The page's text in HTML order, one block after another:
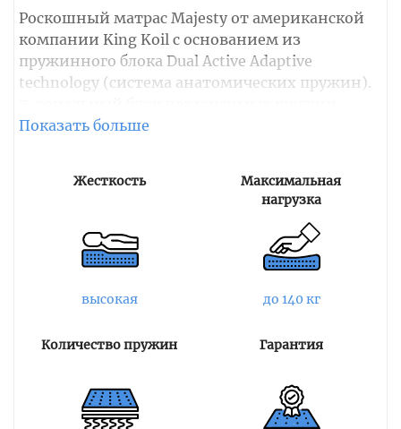
Роскошный матрас Majesty от американской
компании King Koil с основанием из
пружинного блока Dual Active Adaptive
technology (система анатомических пружин).
создает качественную точечную поддержку
высокую степень жесткости с обеих сторон.
Мягкие слои представлены 7-зональным
натуральным латексом и двумя пенами
Comfort разной плотности. Разные зоны
жесткости латекса обеспечивают хорошую
ортопедическую поддержку и равномерно
отдавая обратного давления спящему. Пены,
придают матрасу жесткость, плотность и
улучшают микроклимат спального места.
Жесткость
высокая
Максимальная
нагрузка
до 140 кг
Количество пружин Гарантия